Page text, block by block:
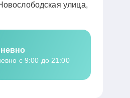
улица,
с 9:00 до 21:00